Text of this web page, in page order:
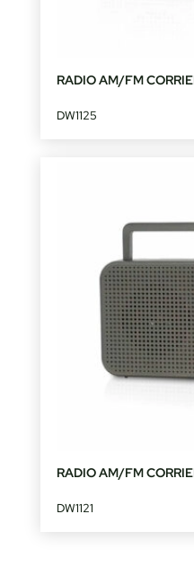
RADIO AM/FM
DW1125
RADIO AM/FM
DW1121